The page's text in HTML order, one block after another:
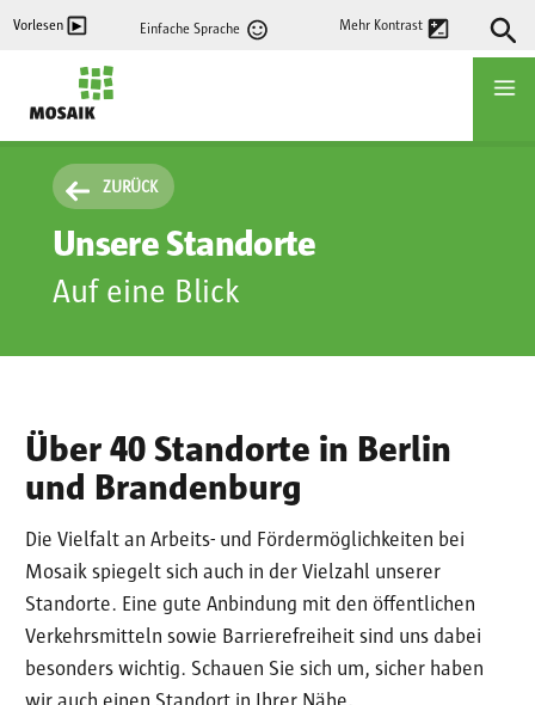
Vorlesen Einfache Sprache Mehr Kontrast
ZURÜCK
Unsere Standorte
Auf eine Blick
Über 40 Standorte in Berlin
und Brandenburg
Die Vielfalt an Arbeits- und Fördermöglichkeiten bei
Mosaik spiegelt sich auch in der Vielzahl unserer
Standorte. Eine gute Anbindung mit den öffentlichen
Verkehrsmitteln sowie Barrierefreiheit sind uns dabei
besonders wichtig. Schauen Sie sich um, sicher haben